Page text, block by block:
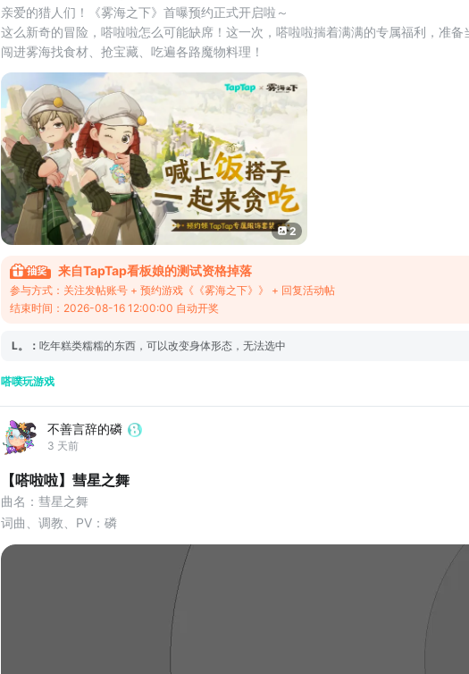
亲爱的猎人们！《雾海之下》首曝预约正式开启啦～
这么新奇的冒险，嗒啦啦怎么可能缺席！这一次，嗒啦啦揣着满满的专属福利，准备
闯进雾海找食材、抢宝藏、吃遍各路魔物料理！
🍲 TapTap专属预约时装领取指南
前往参与《雾海之下》「喊上饭搭子，一起来贪吃」首曝预约抽奖活动！完成预约即
—— 【限定时装 · 秋日回忆】～
戳这里直达活动：
⏰ 活动时间
2
来自TapTap看板娘的测试资格掉落
参与方式：关注发帖账号 + 预约游戏《《雾海之下》》 + 回复活动帖
结束时间：2026-08-16 12:00:00 自动开奖
L。 ： 吃年糕类糯糯的东西，可以改变身体形态，无法选中
嗒噗玩游戏
不善言辞的磷
3 天前
【嗒啦啦】彗星之舞
曲名：彗星之舞
词曲、调教、PV：磷
歌姬：ACE studio 嗒啦啦
ps.好吧我只是想起来没传而已，补一下。